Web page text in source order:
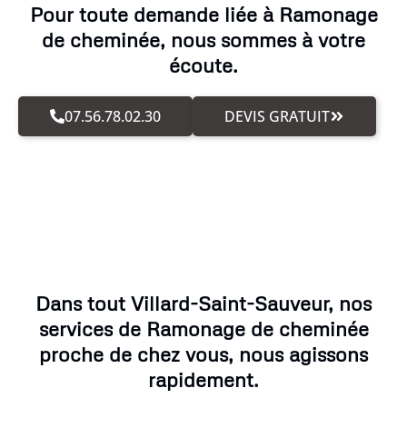
Pour toute demande liée à Ramonage
de cheminée, nous sommes à votre
écoute.
07.56.78.02.30 DEVIS GRATUIT
Dans tout Villard-Saint-Sauveur, nos
services de Ramonage de cheminée
proche de chez vous, nous agissons
rapidement.